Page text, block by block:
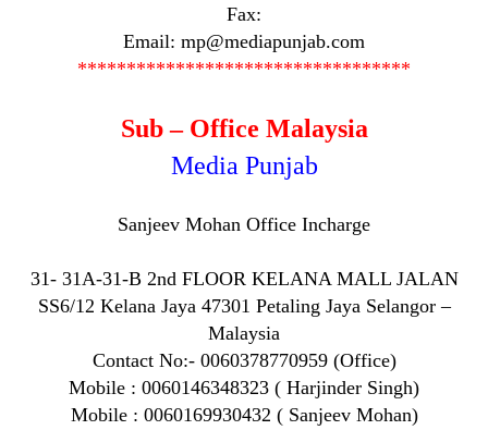
Fax:
Email: mp@mediapunjab.com
**********************************
Sub – Office Malaysia
Media Punjab
Sanjeev Mohan Office Incharge
31- 31A-31-B 2nd FLOOR KELANA MALL JALAN
SS6/12 Kelana Jaya 47301 Petaling Jaya Selangor –
Malaysia
Contact No:- 0060378770959 (Office)
Mobile : 0060146348323 ( Harjinder Singh)
Mobile : 0060169930432 ( Sanjeev Mohan)